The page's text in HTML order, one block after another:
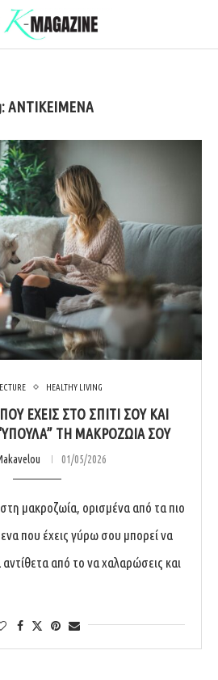
ΑΝΤΙΚΕΙΜΕΝΑ
HEALTHY LIVING
ΈΧΕΙΣ ΣΤΟ ΣΠΊΤΙ ΣΟΥ ΚΑΙ
ΤΗ ΜΑΚΡΟΖΩΊΑ ΣΟΥ
01/05/2026
μακροζωία, ορισμένα από τα πιο
που έχεις γύρω σου μπορεί να
από το να χαλαρώσεις και